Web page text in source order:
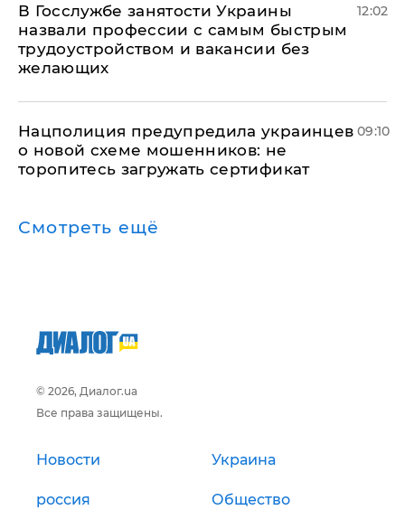
В Госслужбе занятости Украины
назвали профессии с самым быстрым
трудоустройством и вакансии без
желающих
12:02
Нацполиция предупредила украинцев
о новой схеме мошенников: не
торопитесь загружать сертификат
09:10
Смотреть ещё
© 2026, Диалог.ua
Все права защищены.
Новости Украина
россия Общество